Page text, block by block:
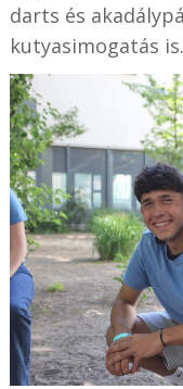
darts és
kutyasimogatás is.